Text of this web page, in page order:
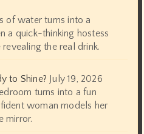
of water turns into a
a quick-thinking hostess
the real drink.
to Shine? July 19, 2026
turns into a fun
woman models her
mirror.